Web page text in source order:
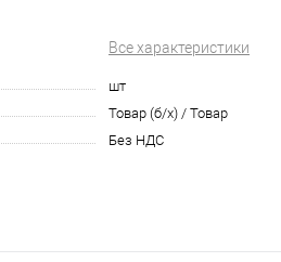
Все характеристики
шт
Товар (б/х) / Товар
Без НДС